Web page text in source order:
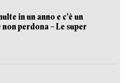
in un anno e c’è un
perdona – Le super